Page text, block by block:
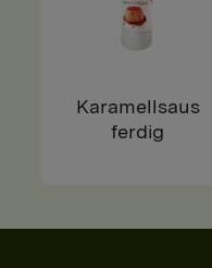
Karamellsaus
ferdig